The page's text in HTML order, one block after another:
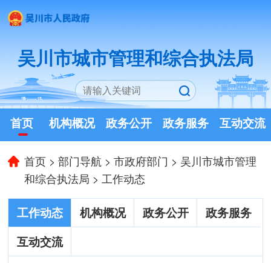
吴川市城市管理和综合执法局
首页 机构概况 政务公开 政务服务 互动交流
首页 >部门导航 >市政府部门 > 吴川市城市管理
和综合执法局 > 工作动态
工作动态 机构概况 政务公开
政务服务
互动交流